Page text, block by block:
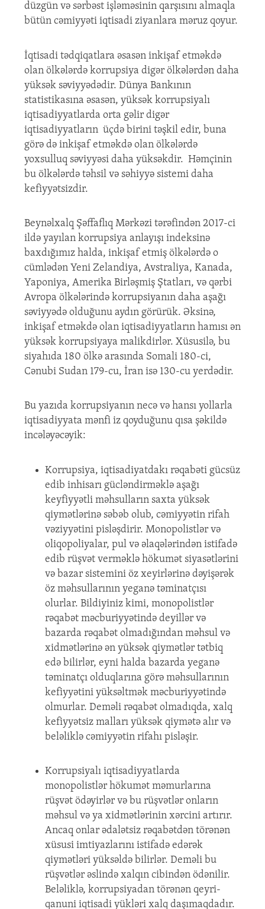
düzgün və sərbəst işləməsinin qarşısını almaqla
bütün cəmiyyəti iqtisadi ziyanlara məruz qoyur.
İqtisadi tədqiqatlara əsasən inkişaf etməkdə
olan ölkələrdə korrupsiya digər ölkələrdən daha
yüksək səviyyədədir. Dünya Bankının
statistikasına əsasən, yüksək korrupsiyalı
iqtisadiyyatlarda orta gəlir digər
iqtisadiyyatların üçdə birini təşkil edir, buna
görə də inkişaf etməkdə olan ölkələrdə
yoxsulluq səviyyəsi daha yüksəkdir. Həmçinin
bu ölkələrdə təhsil və səhiyyə sistemi daha
kefiyyətsizdir.
Beynəlxalq Şəffaflıq Mərkəzi tərəfindən 2017-ci
ildə yayılan korrupsiya anlayışı indeksinə
baxdığımız halda, inkişaf etmiş ölkələrdə o
cümlədən Yeni Zelandiya, Avstraliya, Kanada,
Yaponiya, Amerika Birləşmiş Ştatları, və qərbi
Avropa ölkələrində korrupsiyanın daha aşağı
səviyyədə olduğunu aydın görürük. Əksinə,
inkişaf etməkdə olan iqtisadiyyatların hamısı ən
yüksək korrupsiyaya malikdirlər. Xüsusilə, bu
siyahıda 180 ölkə arasında Somali 180-ci,
Cənubi Sudan 179-cu, İran isə 130-cu yerdədir.
Bu yazıda korrupsiyanın necə və hansı yollarla
iqtisadiyyata mənfi iz qoyduğunu qısa şəkildə
incələyəcəyik:
Korrupsiya, iqtisadiyatdakı rəqabəti gücsüz
edib inhisarı gücləndirməklə aşağı
keyfiyyətli məhsulların saxta yüksək
qiymətlərinə səbəb olub, cəmiyyətin rifah
vəziyyətini pisləşdirir. Monopolistlər və
oliqopoliyalar, pul və əlaqələrindən istifadə
edib rüşvət verməklə hökumət siyasətlərini
və bazar sistemini öz xeyirlərinə dəyişərək
öz məhsullarının yeganə təminatçısı
olurlar. Bildiyiniz kimi, monopolistlər
rəqabət məcburiyyətində deyillər və
bazarda rəqabət olmadığından məhsul və
xidmətlərinə ən yüksək qiymətlər tətbiq
edə bilirlər, eyni halda bazarda yeganə
təminatçı olduqlarına görə məhsullarının
kefiyyətini yüksəltmək məcburiyyətində
olmurlar. Deməli rəqabət olmadıqda, xalq
kefiyyətsiz malları yüksək qiymətə alır və
beləliklə cəmiyyətin rifahı pisləşir.
Korrupsiyalı iqtisadiyyatlarda
monopolistlər hökumət məmurlarına
rüşvət ödəyirlər və bu rüşvətlər onların
məhsul və ya xidmətlərinin xərcini artırır.
Ancaq onlar ədalətsiz rəqabətdən törənən
xüsusi imtiyazlarını istifadə edərək
qiymətləri yüksəldə bilirlər. Deməli bu
rüşvətlər əslində xalqın cibindən ödənilir.
Beləliklə, korrupsiyadan törənən qeyri-
qanuni iqtisadi yükləri xalq daşımaqdadır.